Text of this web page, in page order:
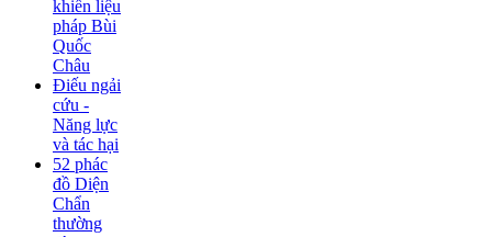
khiển liệu
pháp Bùi
Quốc
Châu
Điếu ngải
cứu -
Năng lực
và tác hại
52 phác
đồ Diện
Chẩn
thường